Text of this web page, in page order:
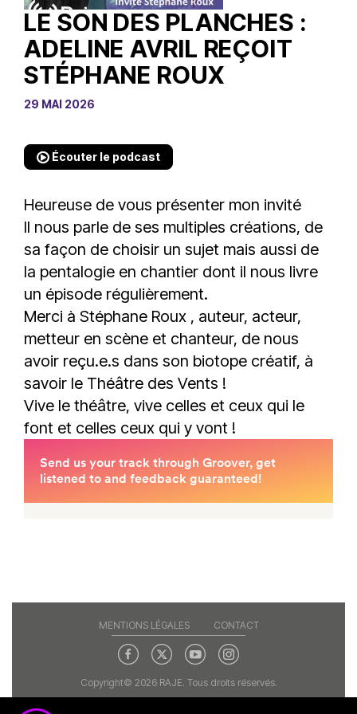
LE SON DES PLANCHES :
ADELINE AVRIL REÇOIT
STÉPHANE ROUX
29 MAI 2026
Écouter le podcast
Heureuse de vous présenter mon invité
Il nous parle de ses multiples créations, de
sa façon de choisir un sujet mais aussi de
la pentalogie en chantier dont il nous livre
un épisode régulièrement.
Merci à Stéphane Roux , auteur, acteur,
metteur en scène et chanteur, de nous
avoir reçu.e.s dans son biotope créatif, à
savoir le Théâtre des Vents !
Vive le théâtre, vive celles et ceux qui le
font et celles ceux qui y vont !
MENTIONS LÉGALES CONTACT
Copyright© 2026 RAJE. Tous droits réservés.